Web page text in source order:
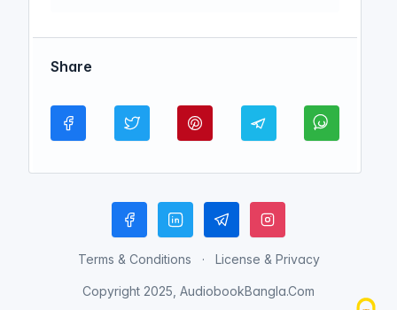
Share
Terms & Conditions License & Privacy
Copyright 2025, AudiobookBangla.Com